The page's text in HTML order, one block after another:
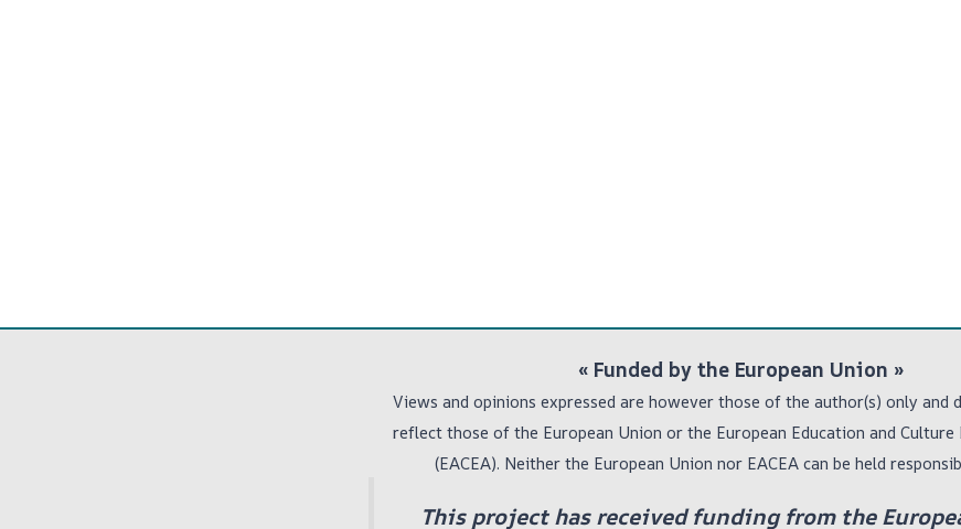
« Funded by the European Union »
Views and opinions expressed are however those of the author(s) only and
reflect those of the European Union or the European Education and Culture
(EACEA). Neither the European Union nor EACEA can be held
This project has received funding from the